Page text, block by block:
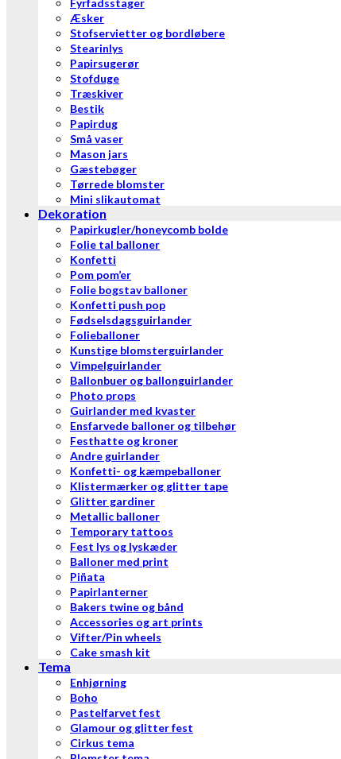
Fyrfadsstager
Æsker
Stofservietter og bordløbere
Stearinlys
Papirsugerør
Stofduge
Træskiver
Bestik
Papirdug
Små vaser
Mason jars
Gæstebøger
Tørrede blomster
Mini slikautomat
Dekoration
Papirkugler/honeycomb bolde
Folie tal balloner
Konfetti
Pom pom’er
Folie bogstav balloner
Konfetti push pop
Fødselsdagsguirlander
Folieballoner
Kunstige blomsterguirlander
Vimpelguirlander
Ballonbuer og ballonguirlander
Photo props
Guirlander med kvaster
Ensfarvede balloner og tilbehør
Festhatte og kroner
Andre guirlander
Konfetti- og kæmpeballoner
Klistermærker og glitter tape
Glitter gardiner
Metallic balloner
Temporary tattoos
Fest lys og lyskæder
Balloner med print
Piñata
Papirlanterner
Bakers twine og bånd
Accessories og art prints
Vifter/Pin wheels
Cake smash kit
Tema
Enhjørning
Boho
Pastelfarvet fest
Glamour og glitter fest
Cirkus tema